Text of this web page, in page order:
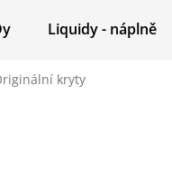
Liquidy - náplně
kryty